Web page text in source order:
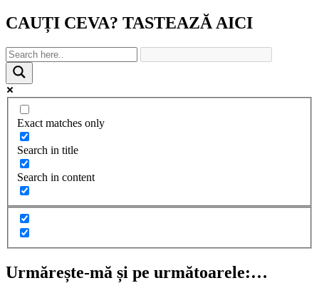
CAUȚI CEVA? TASTEAZĂ AICI
Exact matches only
Search in title
Search in content
Urmărește-mă și pe următoarele:…